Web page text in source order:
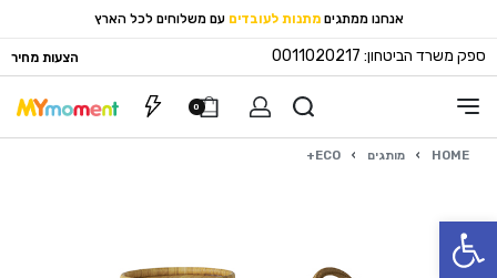
פתח סרגל נגישות
אנחנו ממתגים מתנות לעובדים עם משלוחים לכל הארץ
ספק משרד הביטחון: 0011020217 הצעות מחיר
0
HOME
› מותגים ›
ECO+